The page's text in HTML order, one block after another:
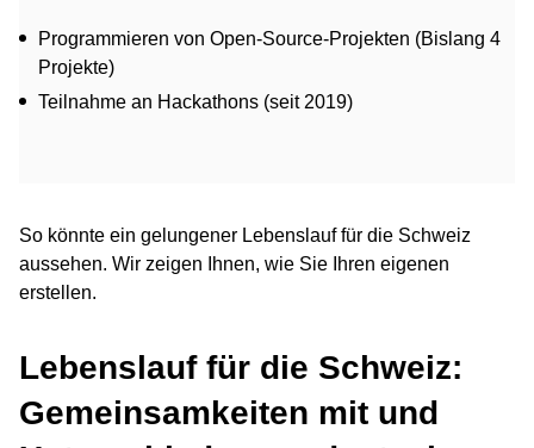
Programmieren von Open-Source-Projekten (Bislang 4
Projekte)
Teilnahme an Hackathons (seit 2019)
So könnte ein gelungener Lebenslauf für die Schweiz
aussehen. Wir zeigen Ihnen, wie Sie Ihren eigenen
erstellen.
Lebenslauf für die Schweiz:
Gemeinsamkeiten mit und